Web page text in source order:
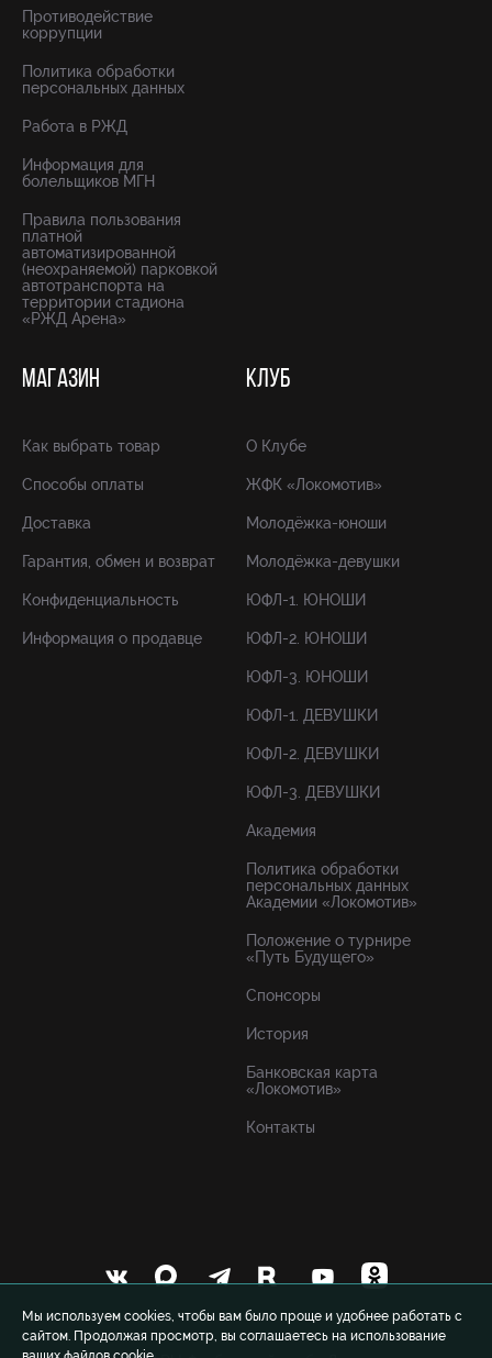
Мы используем cookies, чтобы вам было проще и удобнее работать с
сайтом. Продолжая просмотр, вы соглашаетесь на использование
Противодействие
коррупции
Политика обработки
персональных данных
Работа в РЖД
Информация для
болельщиков МГН
Правила пользования
платной
автоматизированной
(неохраняемой) парковкой
автотранспорта на
территории стадиона
«РЖД Арена»
МАГАЗИН
Как выбрать товар
Способы оплаты
Доставка
Гарантия, обмен и возврат
Конфиденциальность
Информация о продавце
КЛУБ
О Клубе
ЖФК «Локомотив»
Молодёжка-юноши
Молодёжка-девушки
ЮФЛ-1. ЮНОШИ
ЮФЛ-2. ЮНОШИ
ЮФЛ-3. ЮНОШИ
ЮФЛ-1. ДЕВУШКИ
ЮФЛ-2. ДЕВУШКИ
ЮФЛ-3. ДЕВУШКИ
Академия
Политика обработки
персональных данных
Академии «Локомотив»
Положение о турнире
«Путь Будущего»
Спонсоры
История
Банковская карта
«Локомотив»
Контакты